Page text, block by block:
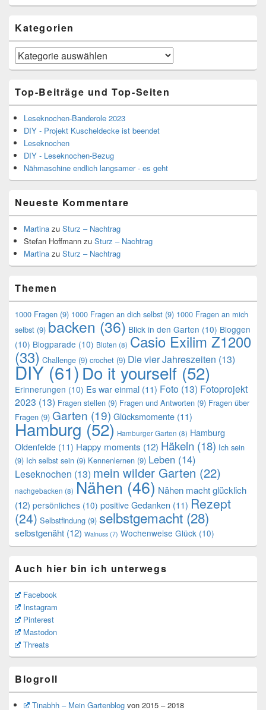
Kategorien
Kategorien
Top-Beiträge und Top-Seiten
Leseknochen-Banderole 2023
DIY - Projekt Kuscheldecke ist beendet
Leseknochen
DIY - Leseknochen-Bezug
Nähmaschine endlich langsamer - es geht
Neueste Kommentare
Martina zu Sturz – Nachtrag
Stefan Hoffmann zu Sturz – Nachtrag
Martina zu Sturz – Nachtrag
Themen
1000 Fragen (9) 1000 Fragen an dich selbst (9) 1000 Fragen an mich
selbst (9) backen (36) Blick in den Garten (10) Bloggen
(10) Blogparade (10) Blüten (8) Casio Exilim Z1200
(33) Challenge (9) crochet (9) Die vier Jahreszeiten (13)
DIY (61)Do it yourself (52)
Erinnerungen (10) Es war einmal (11) Foto (13) Fotoprojekt
2023 (13) Fragen stellen (9) Fragen und Antworten (9) Fragen über
Fragen (9) Garten (19) Glücksmomente (11)
Hamburg (52) Hamburger Garten (8) Hamburg
Oldenfelde (11) Happy moments (12) Häkeln (18) Ich sein
(9) Ich selbst sein (9) Kennenlernen (9) Leben (14)
Leseknochen (13) mein wilder Garten (22)
nachgebacken (8) Nähen (46) Nähen macht glücklich
(12) persönliches (10) positive Gedanken (11) Rezept
(24) Selbstfindung (9) selbstgemacht (28)
selbstgenäht (12) Walnuss (7) Wochenweise Glück (10)
Auch hier bin ich unterwegs
Facebook
Instagram
Pinterest
Mastodon
Threats
Blogroll
Tinabhh – Mein Gartenblogvon 2015 – 2018